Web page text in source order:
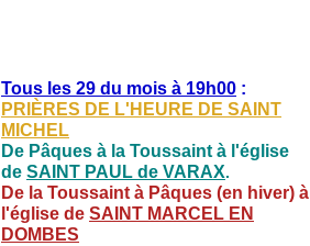
Tous les 29 du mois à 19h00 :
PRIÈRES DE L'HEURE DE SAINT
MICHEL
De Pâques à la Toussaint à l'église
de SAINT PAUL de VARAX.
De la Toussaint à Pâques (en hiver) à
l'église de SAINT MARCEL EN
DOMBES